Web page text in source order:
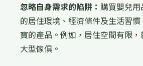
忽略自身需求的陷阱： 購買嬰兒
的居住環境、經濟條件及生活習
寶的產品。例如，居住空間有限
大型傢俱。